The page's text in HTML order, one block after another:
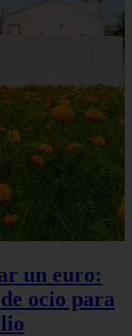
un euro:
ocio para